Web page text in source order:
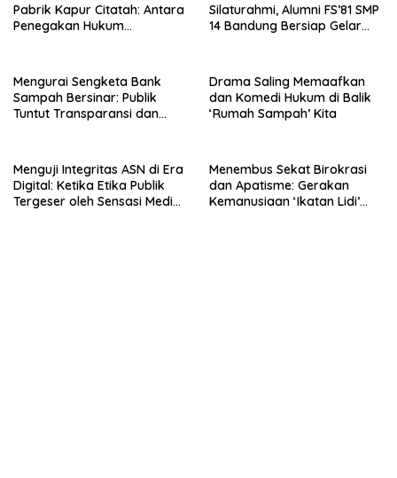
Pabrik Kapur Citatah: Antara
Penegakan Hukum
Warga
Silaturahmi, Alumni FS’81 SMP
14 Bandung Bersiap Gelar
Mengurai Sengketa Bank
Sampah Bersinar: Publik
Tuntut Transparansi dan
Drama Saling Memaafkan
dan Komedi Hukum di Balik
‘Rumah Sampah’ Kita
Menguji Integritas ASN di Era
Digital: Ketika Etika Publik
Tergeser oleh Sensasi Media
Menembus Sekat Birokrasi
dan Apatisme: Gerakan
Kemanusiaan ‘Ikatan Lidi’